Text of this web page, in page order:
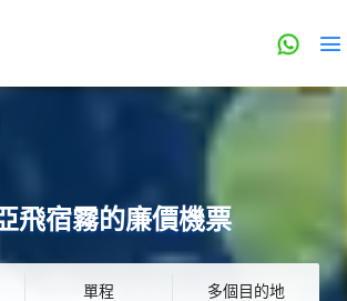
飛宿霧的廉價機票
單程 多個目的地